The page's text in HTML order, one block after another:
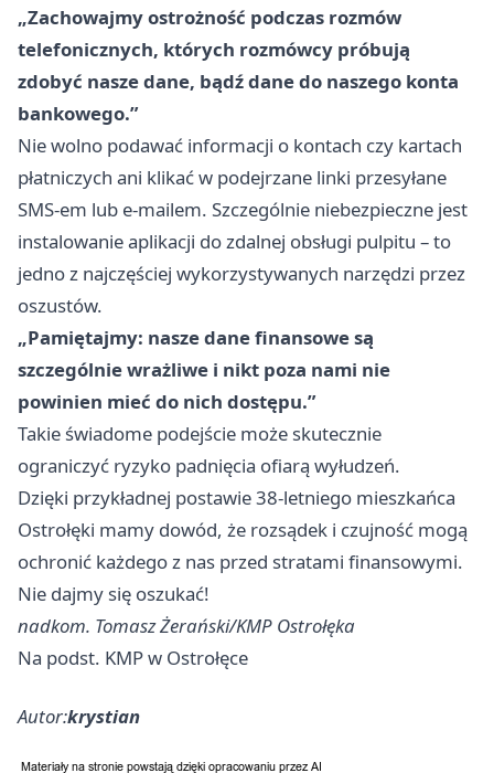
„Zachowajmy ostrożność podczas rozmów
telefonicznych, których rozmówcy próbują
zdobyć nasze dane, bądź dane do naszego konta
bankowego.”
Nie wolno podawać informacji o kontach czy kartach
płatniczych ani klikać w podejrzane linki przesyłane
SMS-em lub e-mailem. Szczególnie niebezpieczne jest
instalowanie aplikacji do zdalnej obsługi pulpitu – to
jedno z najczęściej wykorzystywanych narzędzi przez
oszustów.
„Pamiętajmy: nasze dane finansowe są
szczególnie wrażliwe i nikt poza nami nie
powinien mieć do nich dostępu.”
Takie świadome podejście może skutecznie
ograniczyć ryzyko padnięcia ofiarą wyłudzeń.
Dzięki przykładnej postawie 38-letniego mieszkańca
Ostrołęki mamy dowód, że rozsądek i czujność mogą
ochronić każdego z nas przed stratami finansowymi.
Nie dajmy się oszukać!
nadkom. Tomasz Żerański/KMP Ostrołęka
Na podst. KMP w Ostrołęce
Autor:krystian